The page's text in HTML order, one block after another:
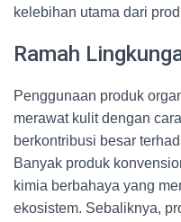
kelebihan utama dari
Ramah
Penggunaan produk
merawat kulit dengan
berkontribusi besar
Banyak produk
kimia berbahaya yang
ekosistem. Sebaliknya,